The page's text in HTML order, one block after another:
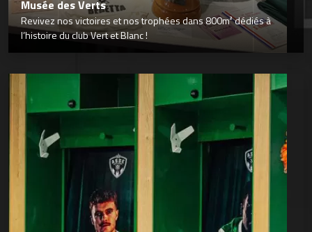
Musée des Verts
Revivez nos victoires et nos trophées dans 800m² dédiés à
l’histoire du club Vert et Blanc !